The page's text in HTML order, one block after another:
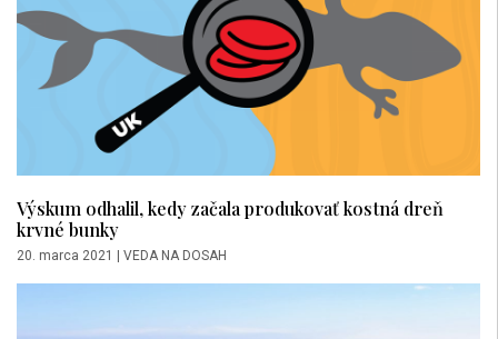
Výskum odhalil, kedy začala produkovať kostná dreň
krvné bunky
20. marca 2021 VEDA NA DOSAH